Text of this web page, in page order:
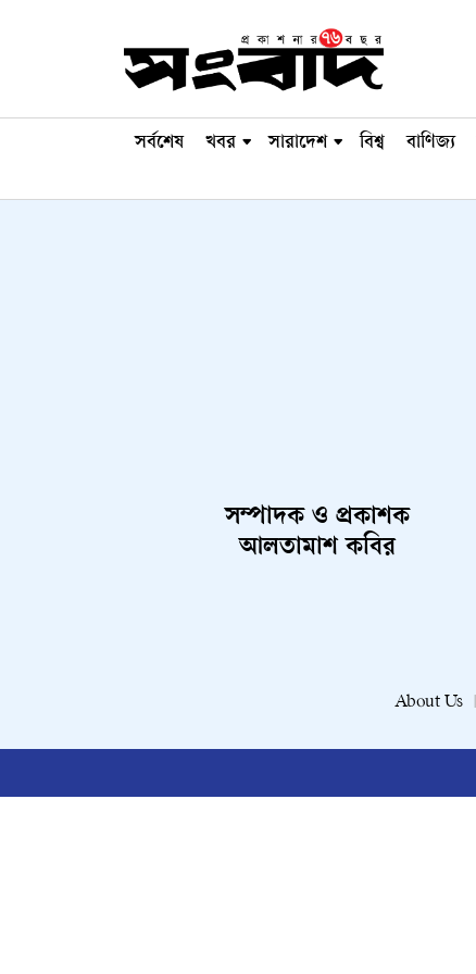
সর্বশেষ খবর সারাদেশ বিশ্ব বাণিজ্য
সম্পাদক ও প্রকাশক
আলতামাশ কবির
About Us